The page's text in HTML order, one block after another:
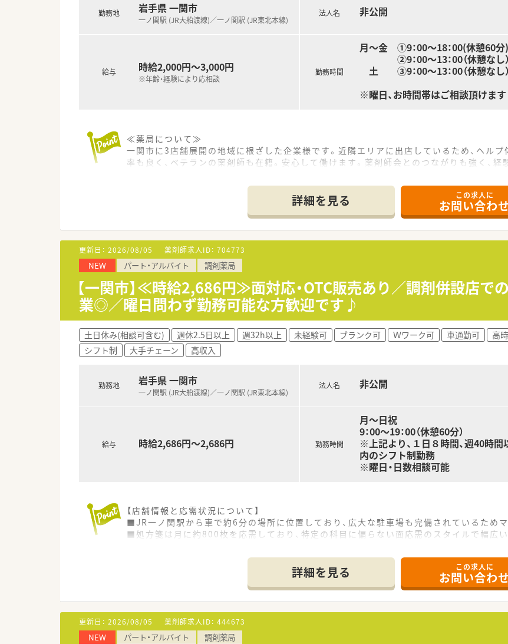
■店舗異動・転勤なし！
長く安定してご活躍いただけます。
社長との距離感が近く、地域の薬局としての役割はもちろん、薬局経営についても学びた
となども言いやすい雰囲気づくりを心掛けている社長です。
勤務地 岩手県 一関市
一ノ関駅 (JR大船渡線)／一ノ関駅 (JR東北本線)
給与 時給2,000円～3,000円
※年齢・経験により応相談
法人名 非公開
勤務時間
月〜金 ①9：00～18：00(休憩60分)
②9：00～13：00（休憩なし）
土 ③9：00～13：00（休憩なし）
※曜日、お時間帯はご相談頂けます
≪薬局について≫
一関市に3店舗展開の地域に根ざした企業様です。近隣エリアに出店しているため、ヘルプ
率も良く、ベテランの薬剤師も在籍。安心して働けます。薬剤師会とのつながりも強く、
詳細を見る この求人に
お問い合わせ
更新日： 2026/08/05 薬剤師求人ID： 704773
NEW パート・アルバイト 調剤薬局
【一関市】≪時給2,686円≫面対応・OTC販売あり／調剤併設店で
業◎／曜日問わず勤務可能な方歓迎です♪
土日休み(相談可含む) 週休2.5日以上 週32h以上 未経験可 ブランク可 Ｗワーク可 車通勤可 高
シフト制
大手チェーン 高収入
勤務地 岩手県 一関市
一ノ関駅 (JR大船渡線)／一ノ関駅 (JR東北本線)
給与 時給2,686円～2,686円
法人名 非公開
勤務時間
月～日祝
9：00～19：00（休憩60分）
※上記より、１日８時間、週40時間
内のシフト制勤務
※曜日・日数相談可能
【店舗情報と応需状況について】
■JR一ノ関駅から車で約6分の場所に位置しており、広大な駐車場も完備されているため
■処方箋は月に約800枚を応需しており、特定の科目に偏らない面応需のスタイルで幅広
■ショッピングセンター内という特性を活かし、赤ちゃんから高齢者まで多様な方と触れ
■面応需により多くの医療機関の処方に触れる機会があるため、取り扱う品目数も多く、
■残業時間が適正に管理されているほか、育児や介護などライフステージの変化に応じた
【法人特徴について】
■国内の小売業でトップクラスのシェアを誇る大手グループの一員であり、安定した経営
詳細を見る この求人に
お問い合わせ
更新日： 2026/08/05 薬剤師求人ID： 444673
NEW パート・アルバイト 調剤薬局